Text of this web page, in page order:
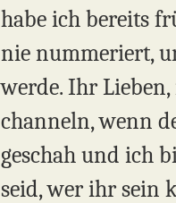
habe ich bereits
nie nummeriert,
werde. Ihr
channeln, wenn
geschah und ich
seid, wer ihr sein